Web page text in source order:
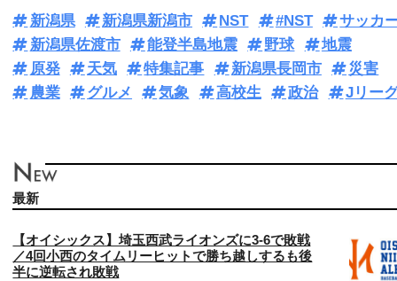
新潟県 新潟県新潟市 NST #NST
サッカ
新潟県佐渡市
能登半島地震 野球
地震
原発
天気 特集記事 新潟県長岡市
災害
農業
グルメ 気象 高校生 政治 Jリー
最新
【オイシックス】埼玉西武ライオンズに3‐6で敗戦
／4回小西のタイムリーヒットで勝ち越しするも後
半に逆転され敗戦